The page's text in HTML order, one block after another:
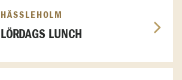
HÄSSLEHOLM
LÖRDAGS LUNCH